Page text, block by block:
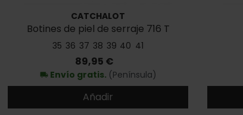
CATCHALOT
Botines de piel de serraje 716 T
35 36 37 38 39 40 41
Precio
89,95 €
local_shipping Envío gratis. (Península)
Añadir